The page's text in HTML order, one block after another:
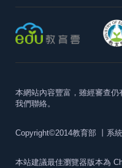
本網站內容豐富，雖經審查仍
我們聯絡。
Copyright©2014教育部 丨系
本站建議最佳瀏覽器版本為